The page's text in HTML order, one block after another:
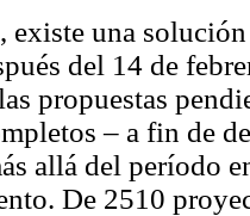
existe una
del 14 de
propuestas
– a fin de
allá del período
De 2510